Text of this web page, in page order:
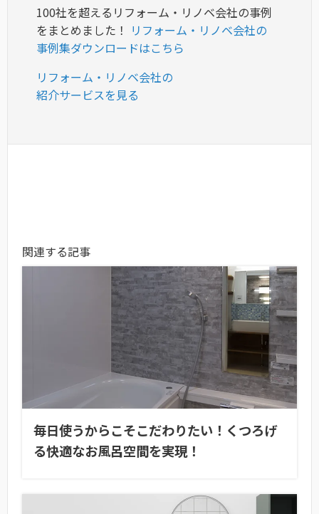
100社を超えるリフォーム・リノベ会社の事例
をまとめました！ リフォーム・リノベ会社の
事例集ダウンロードはこちら
リフォーム・リノベ会社の
紹介サービスを見る
関連する記事
毎日使うからこそこだわりたい！くつろげ
る快適なお風呂空間を実現！